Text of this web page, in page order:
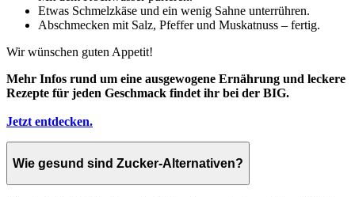
Etwas Schmelzkäse und ein wenig Sahne unterrühren.
Abschmecken mit Salz, Pfeffer und Muskatnuss – fertig.
Wir wünschen guten Appetit!
Mehr Infos rund um eine ausgewogene Ernährung und leckere
Rezepte für jeden Geschmack findet ihr bei der BIG.
Jetzt entdecken.
Wie gesund sind Zucker-Alternativen?